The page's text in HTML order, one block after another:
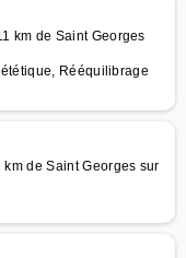
km de Saint Georges
Rééquilibrage
de Saint Georges sur